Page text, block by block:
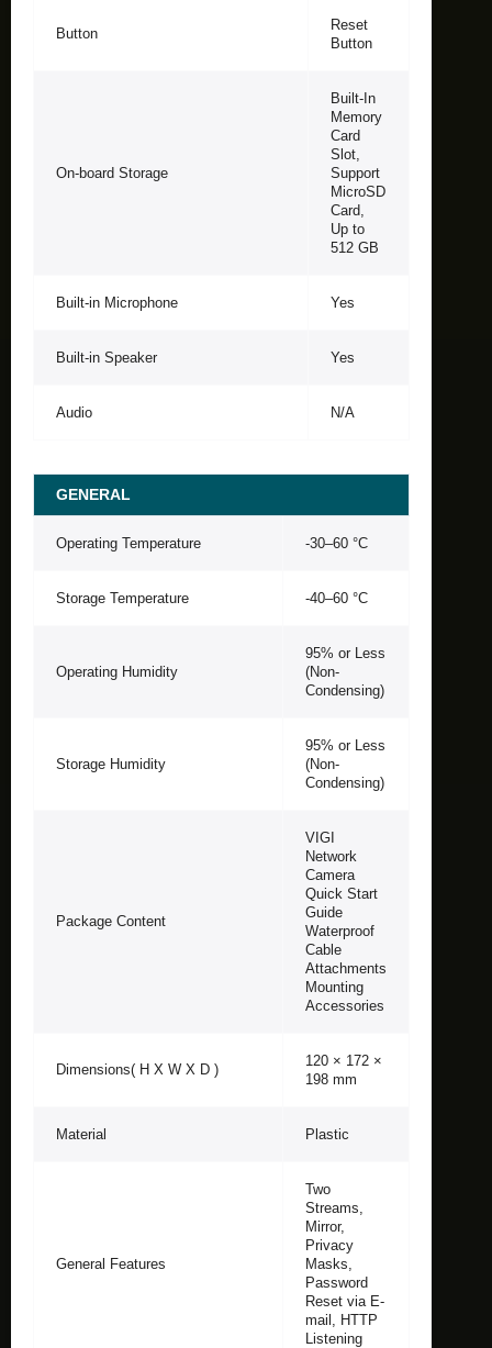
Button
Reset
Button
On-board Storage
Built-In
Memory
Card
Slot,
Support
MicroSD
Card,
Up to
512 GB
Built-in Microphone Yes
Built-in Speaker Yes
Audio N/A
GENERAL
Operating Temperature -30–60 °C
Storage Temperature -40–60 °C
Operating Humidity
95% or Less
(Non-
Condensing)
Storage Humidity
95% or Less
(Non-
Condensing)
Package Content
VIGI
Network
Camera
Quick Start
Guide
Waterproof
Cable
Attachments
Mounting
Accessories
Dimensions( H X W X D )
120 × 172 ×
198 mm
Material Plastic
General Features
Two
Streams,
Mirror,
Privacy
Masks,
Password
Reset via E-
mail, HTTP
Listening